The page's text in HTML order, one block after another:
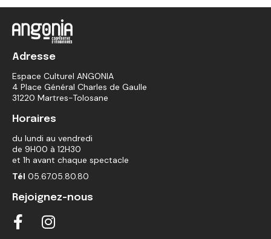
Adresse
Espace Culturel ANGONIA
4 Place Général Charles de Gaulle
31220 Martres-Tolosane
Horaires
du lundi au vendredi
de 9H00 à 12H30
et 1h avant chaque spectacle
Tél 05.67.05.80.80
Rejoignez-nous